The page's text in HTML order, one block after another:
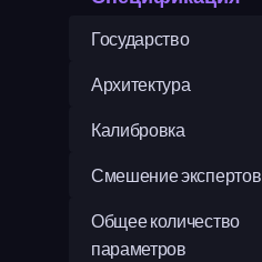
Государство
Архитектура
Калибровка
Смешение экспертов
Общее количество
параметров